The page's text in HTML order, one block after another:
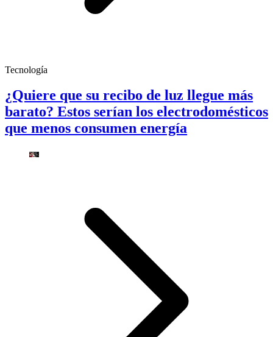
Tecnología
¿Quiere que su recibo de luz llegue más
barato? Estos serían los electrodomésticos
que menos consumen energía